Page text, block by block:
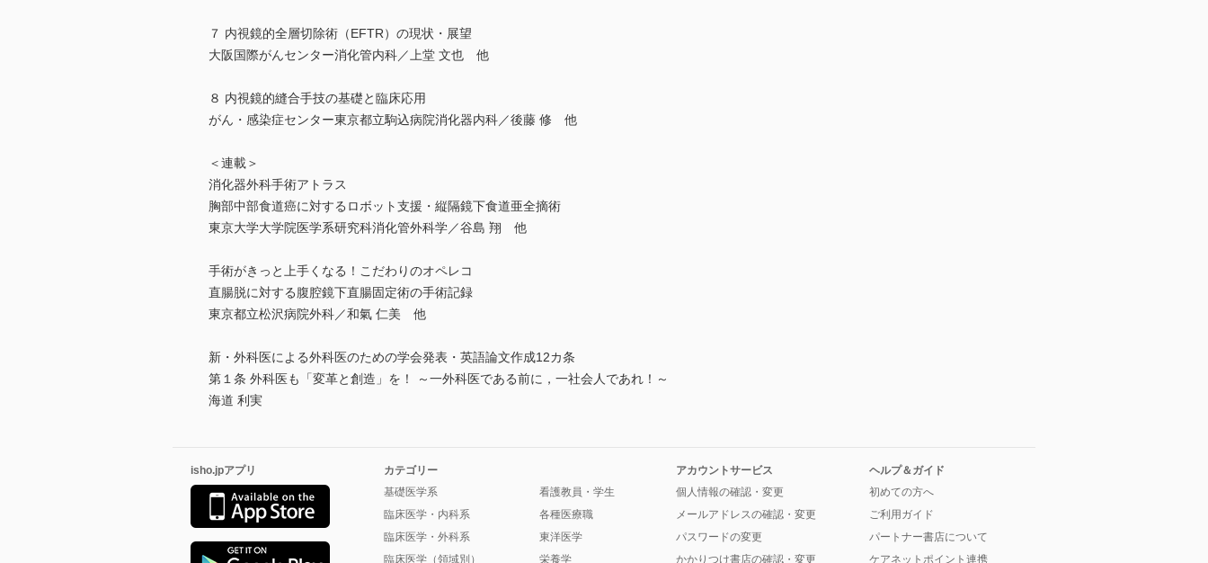
７ 内視鏡的全層切除術（EFTR）の現状・展望
大阪国際がんセンター消化管内科／上堂 文也 他
８ 内視鏡的縫合手技の基礎と臨床応用
がん・感染症センター東京都立駒込病院消化器内科／後藤 修 他
＜連載＞
消化器外科手術アトラス
胸部中部食道癌に対するロボット支援・縦隔鏡下食道亜全摘術
東京大学大学院医学系研究科消化管外科学／谷島 翔 他
手術がきっと上手くなる！こだわりのオペレコ
直腸脱に対する腹腔鏡下直腸固定術の手術記録
東京都立松沢病院外科／和氣 仁美 他
新・外科医による外科医のための学会発表・英語論文作成12カ条
第１条 外科医も「変革と創造」を！ ～一外科医である前に，一社会人であれ！～
海道 利実
isho.jpアプリ
カテゴリー
基礎医学系
臨床医学・内科系
臨床医学・外科系
臨床医学（領域別）
看護教員・学生
各種医療職
東洋医学
栄養学
アカウントサービス
個人情報の確認・変更
メールアドレスの確認・変更
パスワードの変更
かかりつけ書店の確認・変更
ヘルプ＆ガイド
初めての方へ
ご利用ガイド
パートナー書店について
ケアネットポイント連携